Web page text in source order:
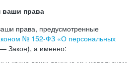
ваши права
права, предусмотренные
№ 152-ФЗ «О персональных
Закон), а именно: